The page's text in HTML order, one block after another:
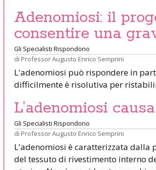
Adenomiosi: il
consentire una
Gli Specialisti Rispondono
di Professor Augusto Enrico Semprini
L'adenomiosi può rispondere in
difficilmente è risolutiva per
L’adenomiosi
Gli Specialisti Rispondono
di Professor Augusto Enrico Semprini
L'adenomiosi è caratterizzata dalla
del tessuto di rivestimento interno